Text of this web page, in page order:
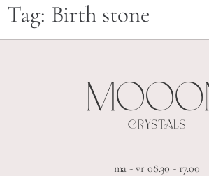
Tag: Birth stone
ma - vr 08.30 - 17.00